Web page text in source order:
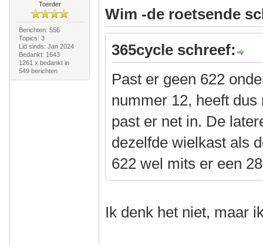
Toerder
Berichten: 556
Topics: 3
Lid sinds: Jan 2024
Bedankt: 1643
1261 x bedankt in
549 berichten
Wim -de roetsende
365cycle schreef:
Past er geen 622
nummer 12, heeft
past er net in. De
dezelfde wielkast als
622 wel mits er een
Ik denk het niet, maar